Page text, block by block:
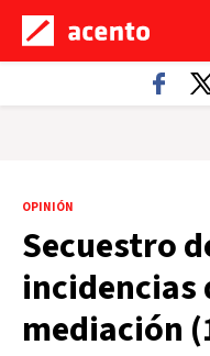
OPINIÓN
Secuestro
incidencias
mediación